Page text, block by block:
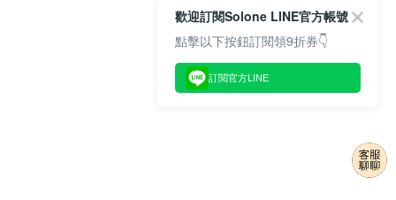
歡迎訂閱Solone LINE官方帳號
點擊以下按鈕訂閱領9折券👇
訂閱官方LINE